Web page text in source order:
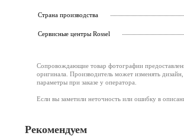
Страна производства
Cервисные центры Rossel
Сопровождающие товар фотографии
оригинала. Производитель может изменять
параметры при заказе у оператора.
Если вы заметили неточность или ошибку в
Рекомендуем